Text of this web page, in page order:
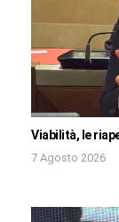
Viabilità, le
7 Agosto 2026